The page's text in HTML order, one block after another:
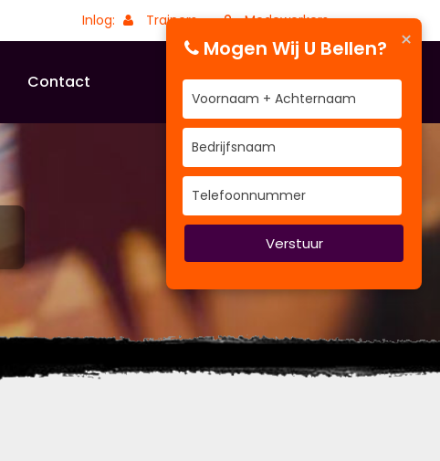
Inlog: Trainers Medewerkers
Contact
×
Mogen Wij U Bellen?
Verstuur